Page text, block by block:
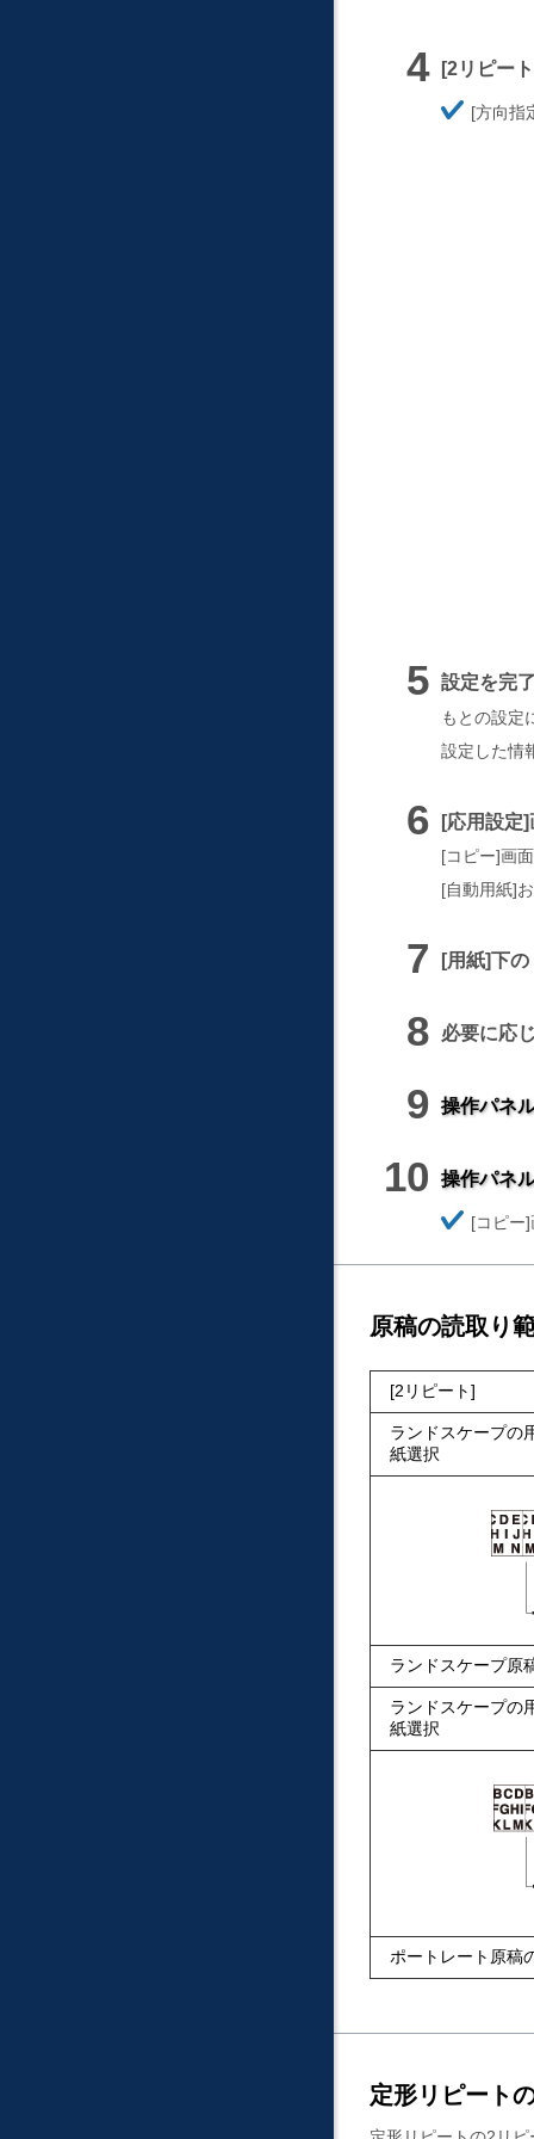
2リピート
ほ
そ
方向指
設定を完
もとの設定
設定した情
応用設定
コピー 画
自動用紙
用紙 下の
必要に応
操作パネ
操作パネ
ほ
そ
コピー
原稿の読取り
2リピート
ランドスケープの
紙選択
ランドスケープ原
ランドスケープの
紙選択
ポートレート原稿
定形リピート